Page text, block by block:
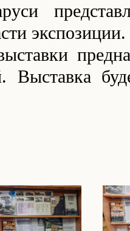
экспозиции.
. Выставка